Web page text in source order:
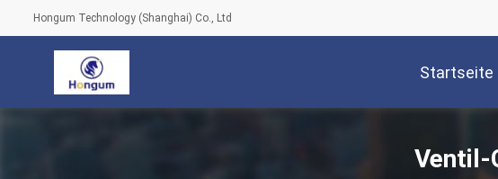
Hongum Technology (Shanghai) Co., Ltd
Startseite
Ventil-